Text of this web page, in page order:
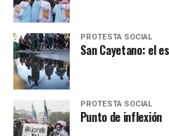
PROTESTA SOCIAL
San Cayetano: el
PROTESTA SOCIAL
Punto de inflexión